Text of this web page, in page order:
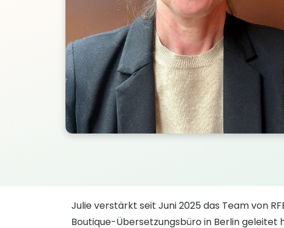
Julie verstärkt seit Juni 2025 das Team von
Boutique-Übersetzungsbüro in Berlin geleitet